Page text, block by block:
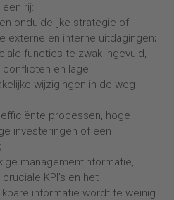
rij:
onduidelijke strategie of
externe en interne uitdagingen;
functies te zwak ingevuld,
conflicten en lage
wijzigingen in de weg
processen, hoge
investeringen of een
managementinformatie,
KPI’s en het
informatie wordt te weinig